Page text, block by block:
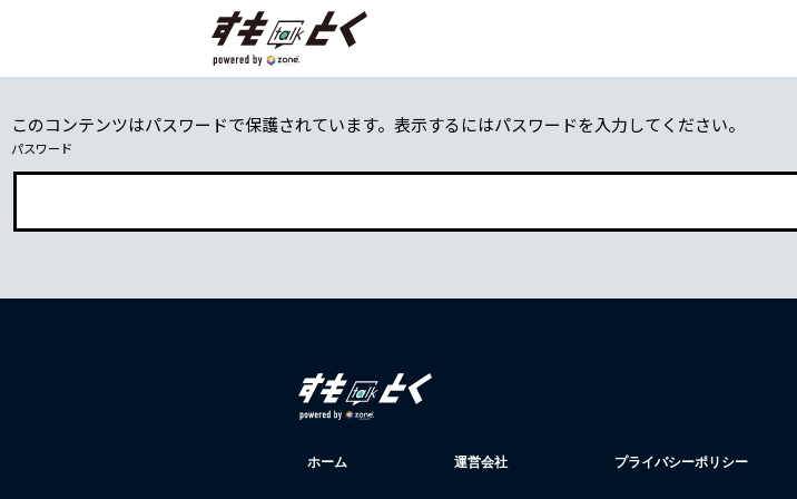
このコンテンツはパスワードで保護されています。表示するにはパスワードを入力してください。
パスワード
ホーム 運営会社 プライバシーポリシー